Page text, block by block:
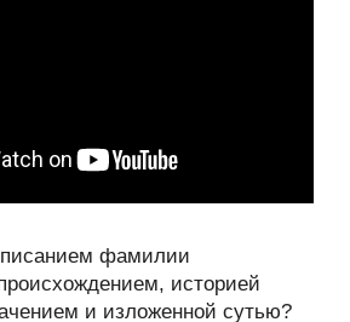
фамилии
историей
и изложенной сутью?